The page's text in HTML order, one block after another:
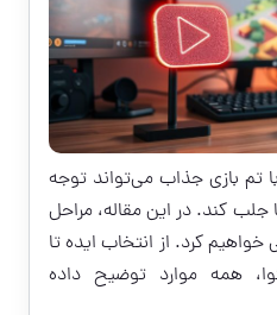
تم بازی جذاب می‌تواند توجه
کند. در این مقاله، مراحل
کرد. از انتخاب ایده تا
همه موارد توضیح داده